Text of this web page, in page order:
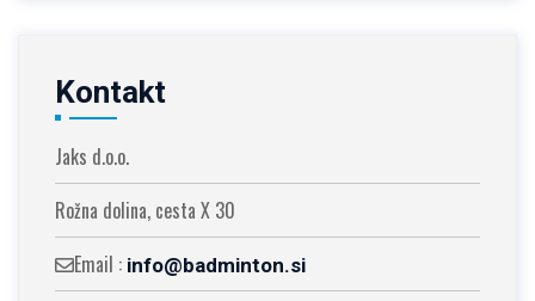
Kontakt
Jaks d.o.o.
Rožna dolina, cesta X 30
Email : info@badminton.si